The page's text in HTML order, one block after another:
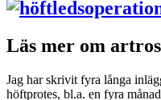
Läs mer om
Jag har skrivit fyra långa
höftprotes, bl.a. en fyra